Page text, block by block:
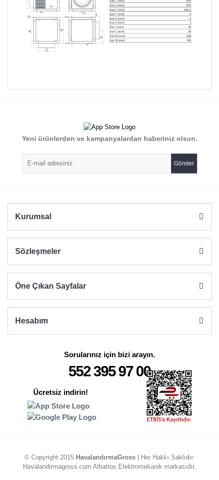
Yorum Yaz
Ürün resmi kalitesiz, bozuk veya görüntülenemiyor.
Ürün açıklamasında eksik bilgiler bulunuyor.
Ürün bilgilerinde hatalar bulunuyor.
Yeni ürünlerden ve kampanyalardan haberiniz olsun.
Gönder
Kurumsal
Sözleşmeler
Öne Çıkan Sayfalar
Hesabım
Sorularınız için bizi arayın.
552 395 97 00
Ücretsiz indirin!
© Copyright 2015 HavalandırmaGross | Her Hakkı Saklıdır.
Havalandirmagross.com Albatros Elektromekanik markasıdır.